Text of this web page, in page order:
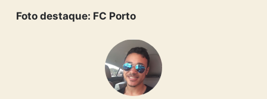
Foto destaque: FC Porto